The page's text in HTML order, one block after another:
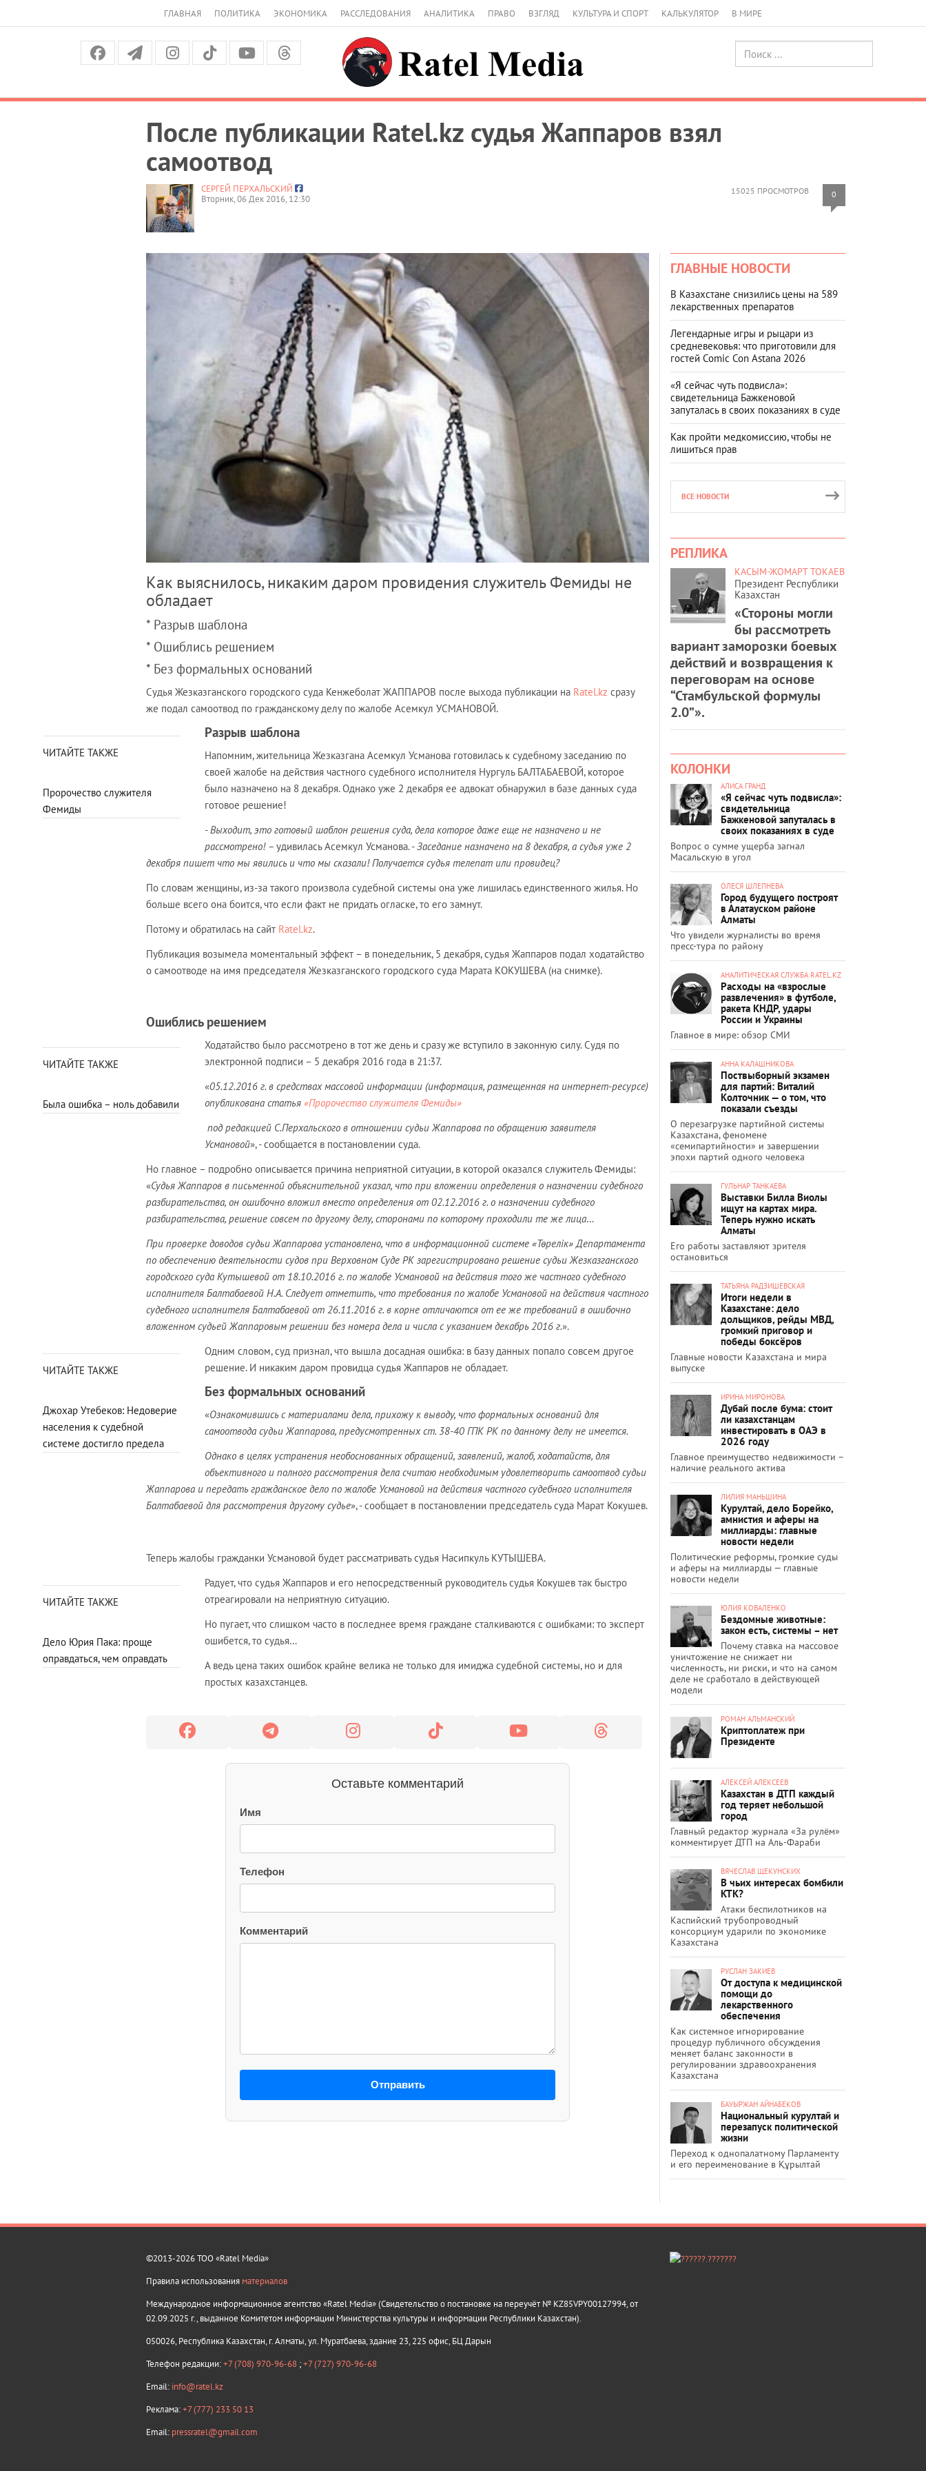
ГЛАВНАЯ ПОЛИТИКА ЭКОНОМИКА РАССЛЕДОВАНИЯ АНАЛИТИКА ПРАВО ВЗГЛЯД КУЛЬТУРА И СПОРТ КАЛЬКУЛЯТОР В МИРЕ
После публикации Ratel.kz судья Жаппаров взял
самоотвод
15025 ПРОСМОТРОВ 0
СЕРГЕЙ ПЕРХАЛЬСКИЙ
Вторник, 06 Дек 2016, 12:30
Как выяснилось, никаким даром провидения служитель Фемиды не
обладает
* Разрыв шаблона
* Ошиблись решением
* Без формальных оснований
Судья Жезказганского городского суда Кенжеболат ЖАППАРОВ после выхода публикации на Ratel.kz сразу
же подал самоотвод по гражданскому делу по жалобе Асемкул УСМАНОВОЙ.
ЧИТАЙТЕ ТАКЖЕ
Пророчество служителя
Фемиды
Разрыв шаблона
Напомним, жительница Жезказгана Асемкул Усманова готовилась к судебному заседанию по
своей жалобе на действия частного судебного исполнителя Нургуль БАЛТАБАЕВОЙ, которое
было назначено на 8 декабря. Однако уже 2 декабря ее адвокат обнаружил в базе данных суда
готовое решение!
-Выходит, это готовый шаблон решения суда, дела которое даже еще не назначено и не
рассмотрено! – удивилась Асемкул Усманова. -Заседание назначено на 8 декабря, а судья уже 2
декабря пишет что мы явились и что мы сказали! Получается судья телепат или провидец?
По словам женщины, из-за такого произвола судебной системы она уже лишилась единственного жилья. Но
больше всего она боится, что если факт не придать огласке, то его замнут.
Потому и обратилась на сайт Ratel.kz.
Публикация возымела моментальный эффект – в понедельник, 5 декабря, судья Жаппаров подал ходатайство
о самоотводе на имя председателя Жезказганского городского суда Марата КОКУШЕВА (на снимке).
Ошиблись решением
ЧИТАЙТЕ ТАКЖЕ
Была ошибка – ноль добавили
Ходатайство было рассмотрено в тот же день и сразу же вступило в законную силу. Судя по
электронной подписи – 5 декабря 2016 года в 21:37.
«05.12.2016 г. в средствах массовой информации (информация, размещенная на интернет-ресурсе)
опубликована статья «Пророчество служителя Фемиды»
под редакцией С.Перхальского в отношении судьи Жаппарова по обращению заявителя
Усмановой», - сообщается в постановлении суда.
Но главное – подробно описывается причина неприятной ситуации, в которой оказался служитель Фемиды:
«Судья Жаппаров в письменной объяснительной указал, что при вложении определения о назначении судебного
разбирательства, он ошибочно вложил вместо определения от 02.12.2016 г. о назначении судебного
разбирательства, решение совсем по другому делу, сторонами по которому проходили те же лица…
При проверке доводов судьи Жаппарова установлено, что в информационной системе «Төрелік» Департамента
по обеспечению деятельности судов при Верховном Суде РК зарегистрировано решение судьи Жезказганского
городского суда Кутышевой от 18.10.2016 г. по жалобе Усмановой на действия того же частного судебного
исполнителя Балтабаевой Н.А. Следует отметить, что требования по жалобе Усмановой на действия частного
судебного исполнителя Балтабаевой от 26.11.2016 г. в корне отличаются от ее же требований в ошибочно
вложенном судьей Жаппаровым решении без номера дела и числа с указанием декабрь 2016 г.».
ЧИТАЙТЕ ТАКЖЕ
Джохар Утебеков: Недоверие
населения к судебной
системе достигло предела
Одним словом, суд признал, что вышла досадная ошибка: в базу данных попало совсем другое
решение. И никаким даром провидца судья Жаппаров не обладает.
Без формальных оснований
«Ознакомившись с материалами дела, прихожу к выводу, что формальных оснований для
самоотвода судьи Жаппарова, предусмотренных ст. 38-40 ГПК РК по данному делу не имеется.
Однако в целях устранения необоснованных обращений, заявлений, жалоб, ходатайств, для
объективного и полного рассмотрения дела считаю необходимым удовлетворить самоотвод судьи
Жаппарова и передать гражданское дело по жалобе Усмановой на действия частного судебного исполнителя
Балтабаевой для рассмотрения другому судье», - сообщает в постановлении председатель суда Марат Кокушев.
Теперь жалобы гражданки Усмановой будет рассматривать судья Насипкуль КУТЫШЕВА.
ЧИТАЙТЕ ТАКЖЕ
Дело Юрия Пака: проще
оправдаться, чем оправдать
Радует, что судья Жаппаров и его непосредственный руководитель судья Кокушев так быстро
отреагировали на неприятную ситуацию.
Но пугает, что слишком часто в последнее время граждане сталкиваются с ошибками: то эксперт
ошибется, то судья…
А ведь цена таких ошибок крайне велика не только для имиджа судебной системы, но и для
простых казахстанцев.
Оставьте комментарий
Имя
Телефон
Комментарий
Отправить
ГЛАВНЫЕ НОВОСТИ
В Казахстане снизились цены на 589
лекарственных препаратов
Легендарные игры и рыцари из
средневековья: что приготовили для
гостей Comic Con Astana 2026
«Я сейчас чуть подвисла»:
свидетельница Бажкеновой
запуталась в своих показаниях в суде
Как пройти медкомиссию, чтобы не
лишиться прав
ВСЕ НОВОСТИ
РЕПЛИКА
КАСЫМ-ЖОМАРТ ТОКАЕВ
Президент Республики
Казахстан
«Стороны могли
бы рассмотреть
вариант заморозки боевых
действий и возвращения к
переговорам на основе
“Стамбульской формулы
2.0”».
КОЛОНКИ
АЛИСА ГРАНД
«Я сейчас чуть подвисла»:
свидетельница
Бажкеновой запуталась в
своих показаниях в суде
Вопрос о сумме ущерба загнал
Масальскую в угол
ОЛЕСЯ ШЛЕПНЕВА
Город будущего построят
в Алатауском районе
Алматы
Что увидели журналисты во время
пресс-тура по району
АНАЛИТИЧЕСКАЯ СЛУЖБА RATEL.KZ
Расходы на «взрослые
развлечения» в футболе,
ракета КНДР, удары
России и Украины
Главное в мире: обзор СМИ
АННА КАЛАШНИКОВА
Поствыборный экзамен
для партий: Виталий
Колточник — о том, что
показали съезды
О перезагрузке партийной системы
Казахстана, феномене
«семипартийности» и завершении
эпохи партий одного человека
ГУЛЬНАР ТАНКАЕВА
Выставки Билла Виолы
ищут на картах мира.
Теперь нужно искать
Алматы
Его работы заставляют зрителя
остановиться
ТАТЬЯНА РАДЗИШЕВСКАЯ
Итоги недели в
Казахстане: дело
дольщиков, рейды МВД,
громкий приговор и
победы боксёров
Главные новости Казахстана и мира
выпуске
ИРИНА МИРОНОВА
Дубай после бума: стоит
ли казахстанцам
инвестировать в ОАЭ в
2026 году
Главное преимущество недвижимости –
наличие реального актива
ЛИЛИЯ МАНЬШИНА
Курултай, дело Борейко,
амнистия и аферы на
миллиарды: главные
новости недели
Политические реформы, громкие суды
и аферы на миллиарды — главные
новости недели
ЮЛИЯ КОВАЛЕНКО
Бездомные животные:
закон есть, системы – нет
Почему ставка на массовое
уничтожение не снижает ни
численность, ни риски, и что на самом
деле не сработало в действующей
модели
РОМАН АЛЬМАНСКИЙ
Криптоплатеж при
Президенте
АЛЕКСЕЙ АЛЕКСЕЕВ
Казахстан в ДТП каждый
год теряет небольшой
город
Главный редактор журнала «За рулём»
комментирует ДТП на Аль-Фараби
ВЯЧЕСЛАВ ЩЕКУНСКИХ
В чьих интересах бомбили
КТК?
Атаки беспилотников на
Каспийский трубопроводный
консорциум ударили по экономике
Казахстана
РУСЛАН ЗАКИЕВ
От доступа к медицинской
помощи до
лекарственного
обеспечения
Как системное игнорирование
процедур публичного обсуждения
меняет баланс законности в
регулировании здравоохранения
Казахстана
БАУЫРЖАН АЙНАБЕКОВ
Национальный курултай и
перезапуск политической
жизни
Переход к однопалатному Парламенту
и его переименование в Құрылтай
©2013-2026 ТОО «Ratel Media»
Правила использования материалов
Международное информационное агентство «Ratel Media» (Свидетельство о постановке на переучёт № KZ85VPY00127994, от
02.09.2025 г., выданное Комитетом информации Министерства культуры и информации Республики Казахстан).
050026, Республика Казахстан, г. Алматы, ул. Муратбаева, здание 23, 225 офис, БЦ Дарын
Телефон редакции:+7 (708) 970-96-68 ;+7 (727) 970-96-68
Email: info@ratel.kz
Реклама:+7 (777) 233 50 13
Email: pressratel@gmail.com